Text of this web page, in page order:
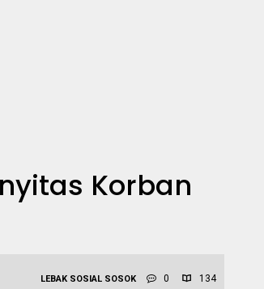
Korban
LEBAK SOSIAL SOSOK 0 134